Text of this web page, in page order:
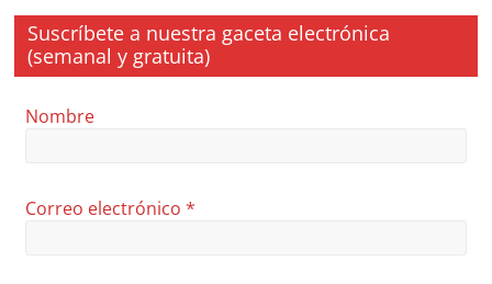
Suscríbete a nuestra gaceta electrónica
(semanal y gratuita)
Nombre
Correo electrónico*